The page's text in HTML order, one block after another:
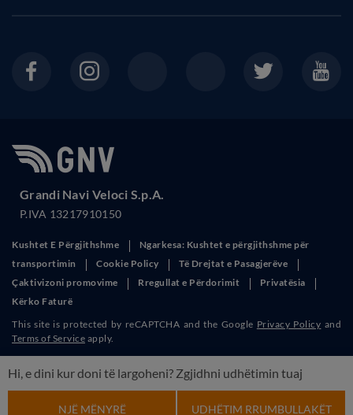
Hi, e dini kur doni të largoheni? Zgjidhni udhëtimin tuaj
NJË MËNYRË UDHËTIM RRUMBULLAKËT
Grandi Navi Veloci S.p.A.
P.IVA 13217910150
Kushtet E Përgjithshme
Ngarkesa: Kushtet e përgjithshme për
transportimin
Cookie Policy
Të Drejtat e Pasagjerëve
Çaktivizoni promovime
Rregullat e Përdorimit
Privatësia
Kërko Faturë
This site is protected by reCAPTCHA and the Google Privacy Policy and
Terms of Service apply.